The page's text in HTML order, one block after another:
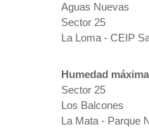
Aguas Nuevas
Sector 25
La Loma - CEIP
Humedad máxima
Sector 25
Los Balcones
La Mata - Parque